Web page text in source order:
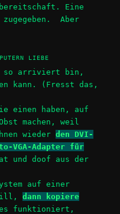
Eine
Aber
LIEBE
so arriviert bin,
kann. (Fresst das,
einen haben, auf
machen, weil
wieder den DVI-
VGA-Adapter für
und doof aus der
auf einer
dann kopiere
funktioniert,